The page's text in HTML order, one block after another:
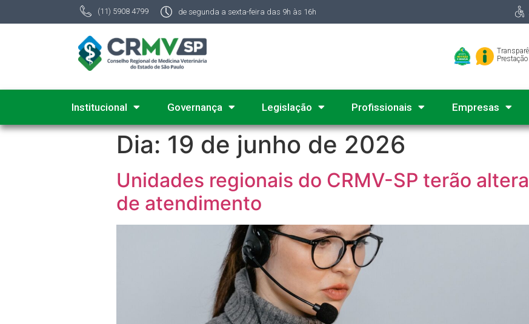
(11) 5908 4799 de segunda a sexta-feira das 9h às 16h
Institucional Governança Legislação Profissionais Empresas
Dia: 19 de junho de 2026
Unidades regionais do CRMV-SP terão
de atendimento